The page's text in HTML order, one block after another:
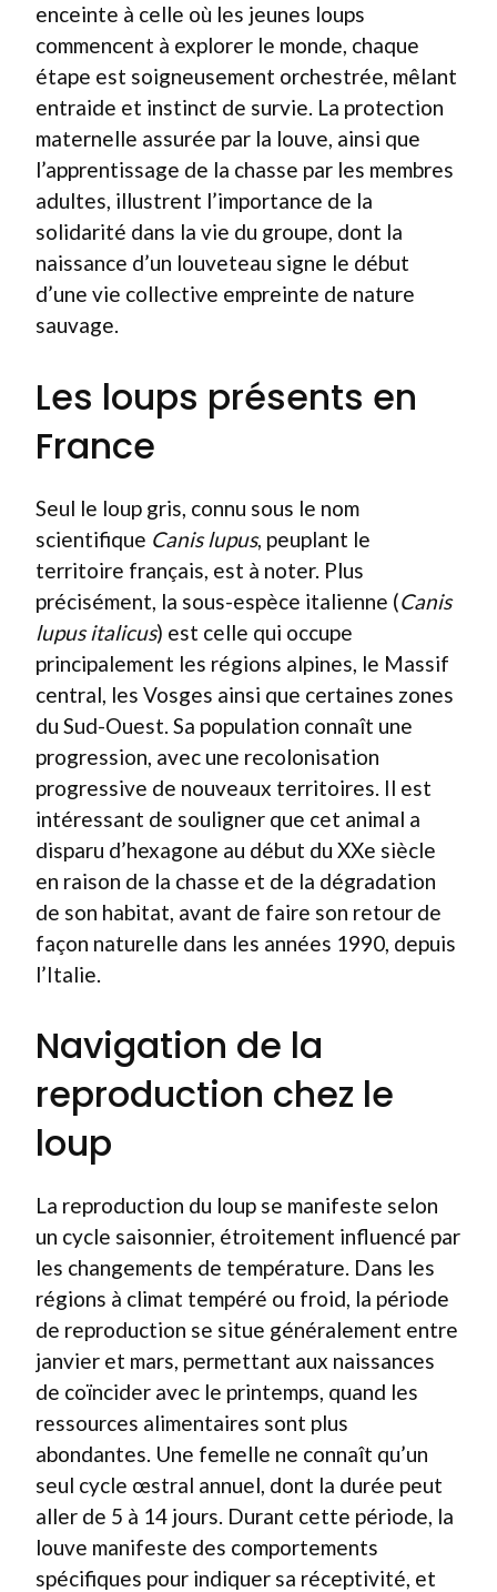
enceinte à celle où les jeunes loups
commencent à explorer le monde, chaque
étape est soigneusement orchestrée, mêlant
entraide et instinct de survie. La protection
maternelle assurée par la louve, ainsi que
l’apprentissage de la chasse par les membres
adultes, illustrent l’importance de la
solidarité dans la vie du groupe, dont la
naissance d’un louveteau signe le début
d’une vie collective empreinte de nature
sauvage.
Les loups présents en
France
Seul le loup gris, connu sous le nom
scientifique Canis lupus, peuplant le
territoire français, est à noter. Plus
précisément, la sous-espèce italienne (Canis
lupus italicus) est celle qui occupe
principalement les régions alpines, le Massif
central, les Vosges ainsi que certaines zones
du Sud-Ouest. Sa population connaît une
progression, avec une recolonisation
progressive de nouveaux territoires. Il est
intéressant de souligner que cet animal a
disparu d’hexagone au début du XXe siècle
en raison de la chasse et de la dégradation
de son habitat, avant de faire son retour de
façon naturelle dans les années 1990, depuis
l’Italie.
Navigation de la
reproduction chez le
loup
La reproduction du loup se manifeste selon
un cycle saisonnier, étroitement influencé par
les changements de température. Dans les
régions à climat tempéré ou froid, la période
de reproduction se situe généralement entre
janvier et mars, permettant aux naissances
de coïncider avec le printemps, quand les
ressources alimentaires sont plus
abondantes. Une femelle ne connaît qu’un
seul cycle œstral annuel, dont la durée peut
aller de 5 à 14 jours. Durant cette période, la
louve manifeste des comportements
spécifiques pour indiquer sa réceptivité, et